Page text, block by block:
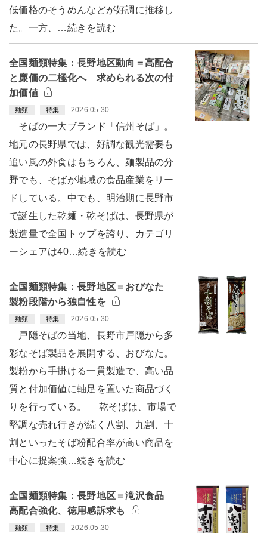
低価格のそうめんなどが好調に推移し
た。一方、…続きを読む
全国麺類特集：長野地区動向＝高配合
と廉価の二極化へ 求められる次の付
加価値
麺類 特集 2026.05.30
そばの一大ブランド「信州そば」。
地元の長野県では、好調な観光需要も
追い風の外食はもちろん、麺製品の分
野でも、そばが地域の食品産業をリー
ドしている。中でも、明治期に長野市
で誕生した乾麺・乾そばは、長野県が
製造量で全国トップを誇り、カテゴリ
ーシェアは40…続きを読む
全国麺類特集：長野地区＝おびなた
製粉段階から独自性を
麺類 特集 2026.05.30
戸隠そばの当地、長野市戸隠から多
彩なそば製品を展開する、おびなた。
製粉から手掛ける一貫製造で、高い品
質と付加価値に軸足を置いた商品づく
りを行っている。 乾そばは、市場で
堅調な売れ行きが続く八割、九割、十
割といったそば粉配合率が高い商品を
中心に提案強…続きを読む
全国麺類特集：長野地区＝滝沢食品
高配合強化、徳用感訴求も
麺類 特集 2026.05.30